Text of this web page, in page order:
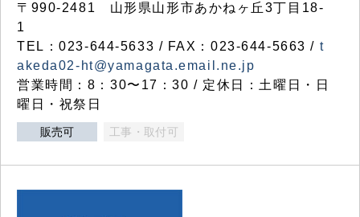
〒990-2481 山形県山形市あかねヶ丘3丁目18-
1
TEL：023-644-5633 / FAX：023-644-5663 / t
akeda02-ht@yamagata.email.ne.jp
営業時間：8：30〜17：30 / 定休日：土曜日・日
曜日・祝祭日
販売可 工事・取付可